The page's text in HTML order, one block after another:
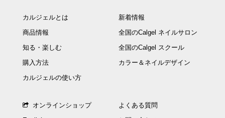
カルジェルとは
商品情報
知る・楽しむ
購入方法
カルジェルの使い方
新着情報
全国のCalgel ネイルサロン
全国のCalgel スクール
カラー＆ネイルデザイン
オンラインショップ
よくある質問